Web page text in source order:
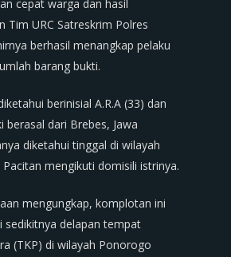
cepat warga dan hasil
Tim URC Satreskrim Polres
berhasil menangkap pelaku
barang bukti.
berinisial A.R.A (33) dan
berasal dari Brebes, Jawa
diketahui tinggal di wilayah
mengikuti domisili istrinya.
mengungkap, komplotan ini
sedikitnya delapan tempat
(TKP) di wilayah Ponorogo